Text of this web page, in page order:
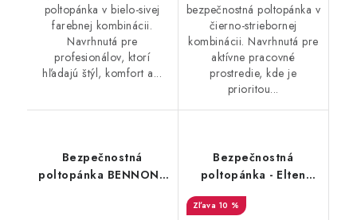
poltopánka v bielo-sivej
farebnej kombinácii.
Navrhnutá pre
profesionálov, ktorí
hľadajú štýl, komfort a...
bezpečnostná poltopánka v
čierno-striebornej
kombinácii. Navrhnutá pre
aktívne pracovné
prostredie, kde je
prioritou...
Bezpečnostná
poltopánka BENNON -
Bezpečnostná
poltopánka - Elten
Joran BOA Low S3 ESD
- čierna-modrá 35645
10 %